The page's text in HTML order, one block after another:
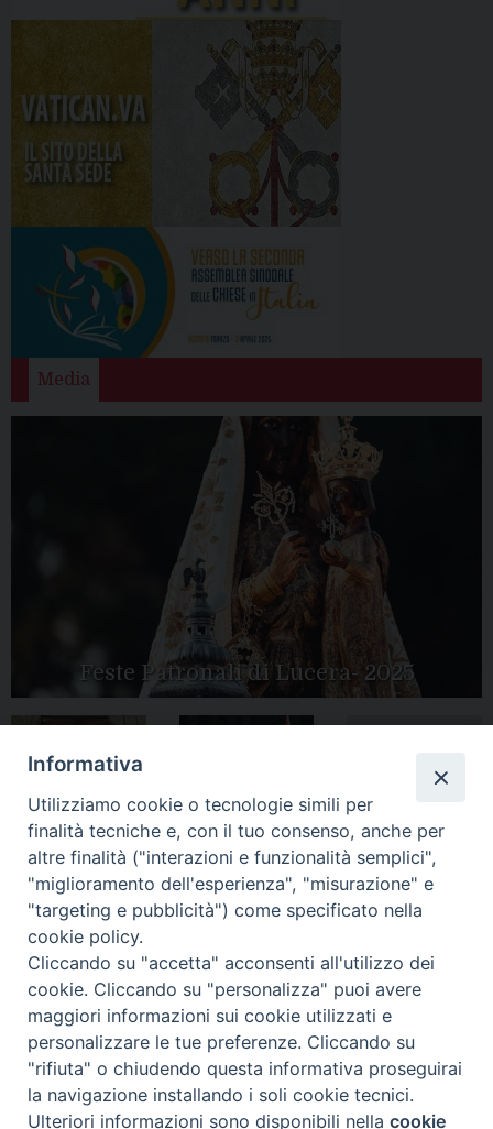
Media
Feste Patronali di Lucera- 2025
Apertura Anno
Giubilare 2025
Mariae in Diocesi
Tutte le gallery
CONTATTI:
LUCERA: Piazza Duomo, 13 - 71036 Lucera (FG) − tel.
Vescovo: tel/fax 0881/522244 - e-mail:
vescovo@diocesiluceratroia.it
: Piazza Episcopio - 71029 Troia (FG) − tel. 0881/977051
Informativa
Utilizziamo cookie o tecnologie simili per
finalità tecniche e, con il tuo consenso, anche per
altre finalità ("interazioni e funzionalità semplici",
"miglioramento dell'esperienza", "misurazione" e
"targeting e pubblicità") come specificato nella
cookie policy.
Cliccando su "accetta" acconsenti all'utilizzo dei
cookie. Cliccando su "personalizza" puoi avere
maggiori informazioni sui cookie utilizzati e
personalizzare le tue preferenze. Cliccando su
"rifiuta" o chiudendo questa informativa proseguirai
la navigazione installando i soli cookie tecnici.
Ulteriori informazioni sono disponibili nellacookie